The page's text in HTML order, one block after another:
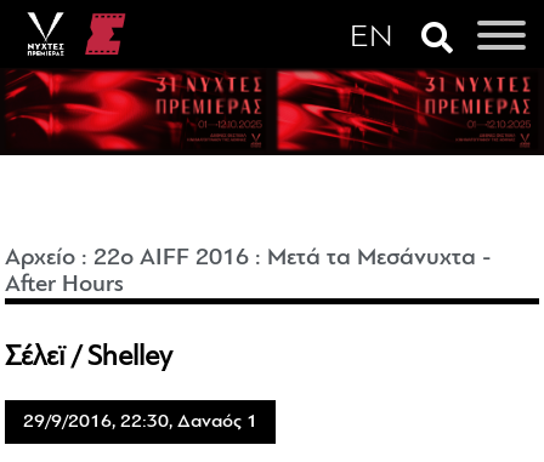
Αρχείο :22o AIFF 2016 : Μετά τα Μεσάνυχτα -
After Hours
Σέλεϊ / Shelley
29/9/2016, 22:30, Δαναός 1